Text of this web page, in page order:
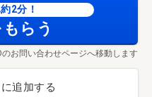
徒歩4分♪
（30分～）
（60分～）
～）
（20分～）
2分！
らう
のお問い合わせページへ移動します
追加する